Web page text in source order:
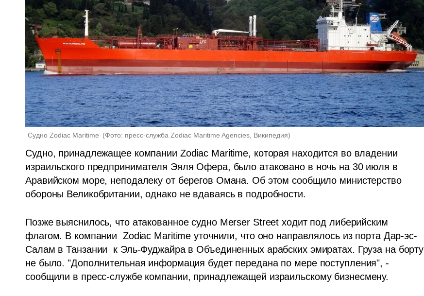
Судно Zodiac Maritime (Фото: пресс-служба Zodiac Maritime Agencies, Википедия)
Судно, принадлежащее компании Zodiac Maritime, которая находится во владении
израильского предпринимателя Эяля Офера, было атаковано в ночь на 30 июля в
Аравийском море, неподалеку от берегов Омана. Об этом сообщило министерство
обороны Великобритании, однако не вдаваясь в подробности.
Позже выяснилось, что атакованное судно Merser Street ходит под либерийским
флагом. В компании  Zodiac Maritime уточнили, что оно направлялось из порта Дар-эс-
Салам в Танзании  к Эль-Фуджайра в Объединенных арабских эмиратах. Груза на борту
не было. "Дополнительная информация будет передана по мере поступления", -
сообщили в пресс-службе компании, принадлежащей израильскому бизнесмену.